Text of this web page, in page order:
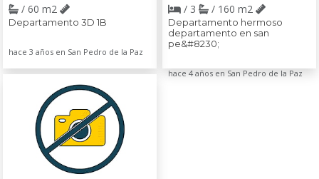
/ 60 m2
Departamento 3D 1B
hace 3 años en San Pedro de la Paz
/ 3
/ 160 m2
Departamento hermoso
departamento en san
pe&#8230;
hace 4 años en San Pedro de la Paz